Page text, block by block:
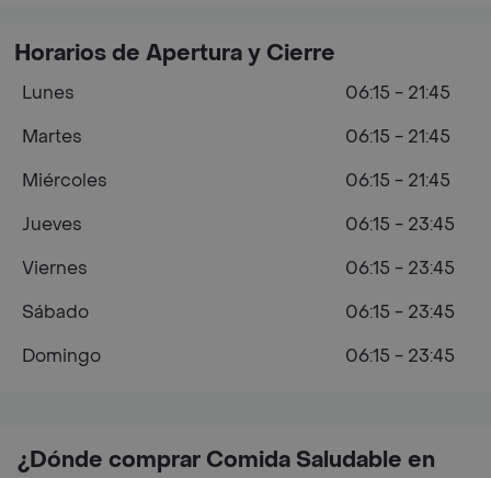
¿Dónde comprar Comida Saludable en
Horarios de Apertura y Cierre
Lunes
06:15 - 21:45
Martes
06:15 - 21:45
Miércoles
06:15 - 21:45
Jueves
06:15 - 23:45
Viernes
06:15 - 23:45
Sábado
06:15 - 23:45
Domingo
06:15 - 23:45